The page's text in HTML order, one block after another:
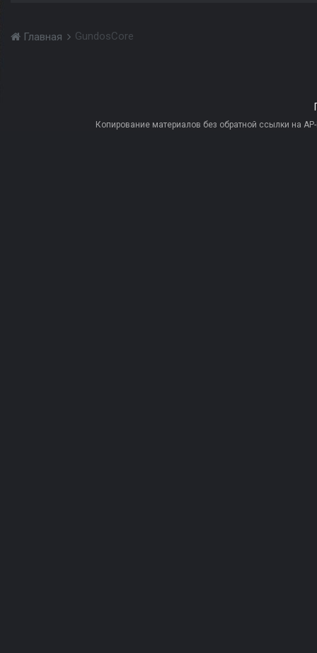
Главная GundosCore
Копирование материалов без обратной ссылки на